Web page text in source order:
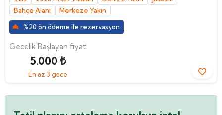
Bahçe Alanı
Merkeze Yakın
%20 ön ödeme ile rezervasyon
Gecelik Başlayan fiyat
5.000 ₺
En az 3 gece